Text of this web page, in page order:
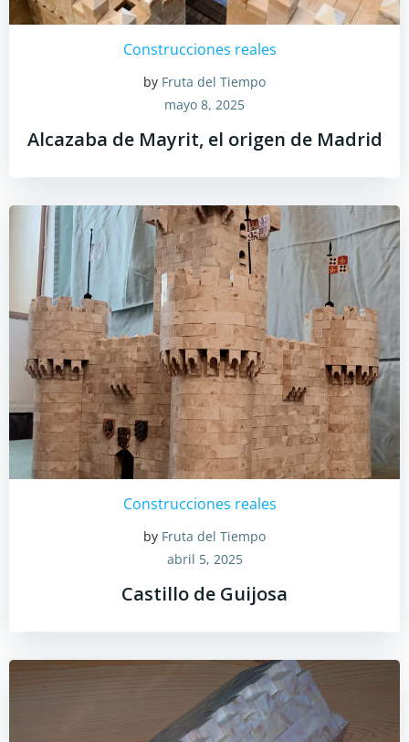
Construcciones reales
by Fruta del Tiempo
mayo 8, 2025
Alcazaba de Mayrit, el origen de Madrid
Construcciones reales
by Fruta del Tiempo
abril 5, 2025
Castillo de Guijosa